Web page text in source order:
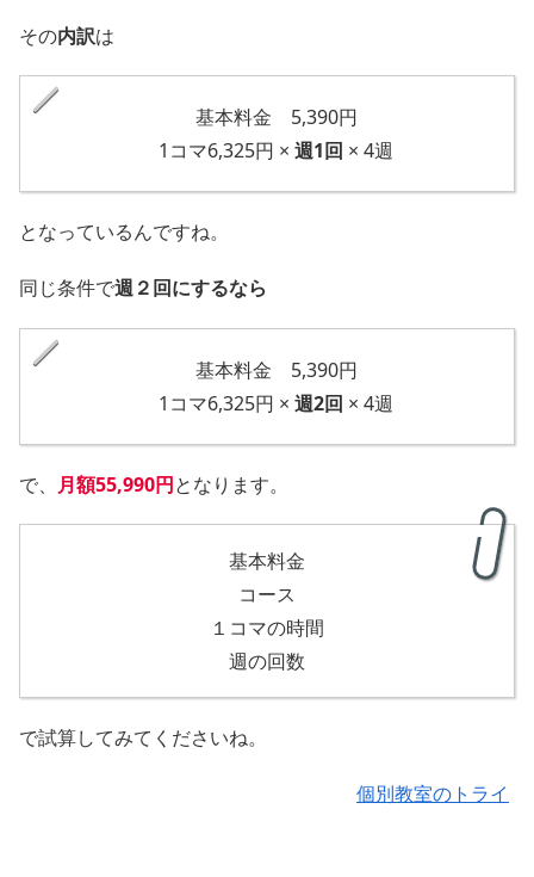
その内訳は
基本料金 5,390円
1コマ6,325円 × 週1回 × 4週
となっているんですね。
同じ条件で週２回にするなら
基本料金 5,390円
1コマ6,325円 × 週2回 × 4週
で、 月額55,990円となります。
基本料金
コース
１コマの時間
週の回数
で試算してみてくださいね。
個別教室のトライ